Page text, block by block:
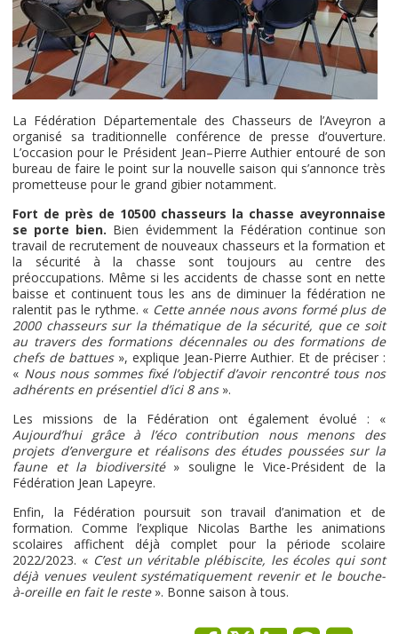
La Fédération Départementale des Chasseurs de l’Aveyron a
organisé sa traditionnelle conférence de presse d’ouverture.
L’occasion pour le Président Jean–Pierre Authier entouré de son
bureau de faire le point sur la nouvelle saison qui s’annonce très
prometteuse pour le grand gibier notamment.
Fort de près de 10500 chasseurs la chasse aveyronnaise
se porte bien. Bien évidemment la Fédération continue son
travail de recrutement de nouveaux chasseurs et la formation et
la sécurité à la chasse sont toujours au centre des
préoccupations. Même si les accidents de chasse sont en nette
baisse et continuent tous les ans de diminuer la fédération ne
ralentit pas le rythme. « Cette année nous avons formé plus de
2000 chasseurs sur la thématique de la sécurité, que ce soit
au travers des formations décennales ou des formations de
chefs de battues», explique Jean-Pierre Authier. Et de préciser :
« Nous nous sommes fixé l’objectif d’avoir rencontré tous nos
adhérents en présentiel d’ici 8 ans».
Les missions de la Fédération ont également évolué : «
Aujourd’hui grâce à l’éco contribution nous menons des
projets d’envergure et réalisons des études poussées sur la
faune et la biodiversité» souligne le Vice-Président de la
Fédération Jean Lapeyre.
Enfin, la Fédération poursuit son travail d’animation et de
formation. Comme l’explique Nicolas Barthe les animations
scolaires affichent déjà complet pour la période scolaire
2022/2023. « C’est un véritable plébiscite, les écoles qui sont
déjà venues veulent systématiquement revenir et le bouche-
à-oreille en fait le reste». Bonne saison à tous.